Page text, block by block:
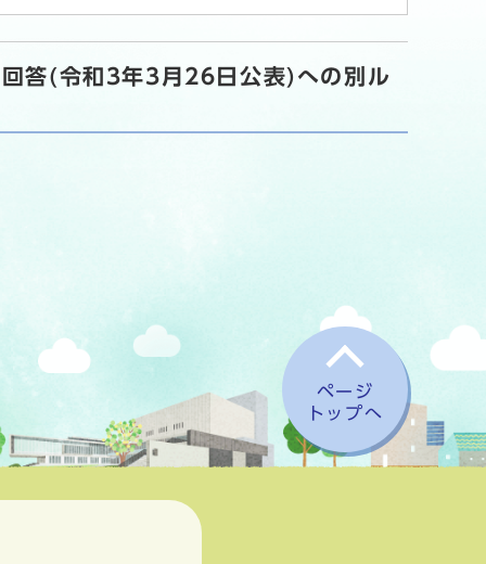
答(令和3年3月26日公表)への別ル
ページ
トップへ